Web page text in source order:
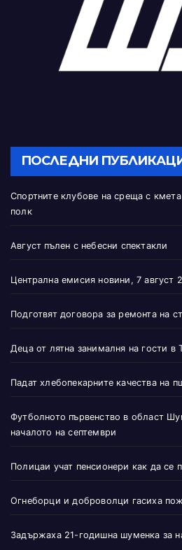
ПОСЛЕДНИ
Спортните клубове на среща с
полк
Август пълен с небесни спектакли
Централна емисия новини, 7 август
Подготвят договора за ремонта на
Деца от лятна занималня на гости в
Падат хлебопекарните качества на
Футболното първенство в област
началото на септември
Полицаи учат пенсионери как да се
Огнеборци и доброволци гасиха
Задържаха 21-годишна шуменка за